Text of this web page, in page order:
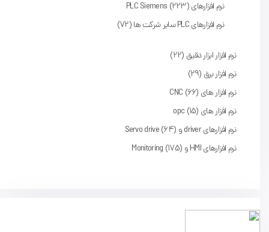
نرم افزارهای PLC Siemens 223
نرم افزارهای PLC سایر شرکت ها
72
نرم افزار ابزار دقیق 22
نرم افزار برق 29
نرم افزار های CNC 66
نرم افزار های opc 15
نرم افزارهای driver و Servo drive
64
نرم افزارهای HMI و Monitoring
175